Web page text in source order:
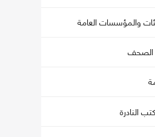
والمؤسسات العامة
الصحف
النادرة